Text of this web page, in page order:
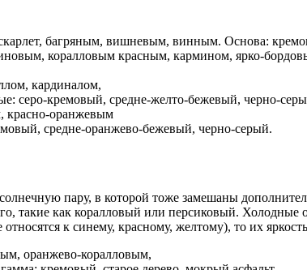
багряным, вишневым, винным. Основа:
коралловым красным, кармином, ярко-
кардиналом,
серо-кремовый, средне-желто-бежевый, черно-
красно-оранжевым
средне-оранжево-бежевый, черно-серый.
пару, в которой тоже замешаны
такие как коралловый или персиковый. Холодные
к синему, красному, желтому), то их
оранжево-коралловым,